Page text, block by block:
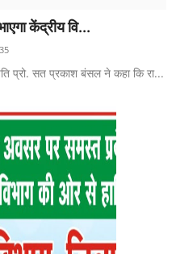
केंद्रीय वि...
35
प्रो. सत प्रकाश बंसल ने कहा कि रा...